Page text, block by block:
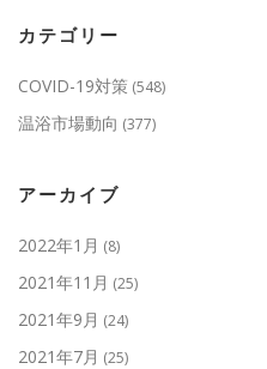
カテゴリー
COVID-19対策 (548)
温浴市場動向 (377)
アーカイブ
2022年1月 (8)
2021年11月 (25)
2021年9月 (24)
2021年7月 (25)